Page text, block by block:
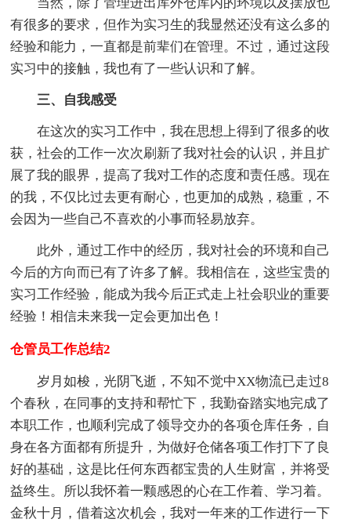
有很多的要求，但作为实习生的我显然还没有这么多的
经验和能力，一直都是前辈们在管理。不过，通过这段
实习中的接触，我也有了一些认识和了解。
三、自我感受
在这次的实习工作中，我在思想上得到了很多的收
获，社会的工作一次次刷新了我对社会的认识，并且扩
展了我的眼界，提高了我对工作的态度和责任感。现在
的我，不仅比过去更有耐心，也更加的成熟，稳重，不
会因为一些自己不喜欢的小事而轻易放弃。
此外，通过工作中的经历，我对社会的环境和自己
今后的方向而已有了许多了解。我相信在，这些宝贵的
实习工作经验，能成为我今后正式走上社会职业的重要
经验！相信未来我一定会更加出色！
仓管员工作总结2
岁月如梭，光阴飞逝，不知不觉中XX物流已走过8
个春秋，在同事的支持和帮忙下，我勤奋踏实地完成了
本职工作，也顺利完成了领导交办的各项仓库任务，自
身在各方面都有所提升，为做好仓储各项工作打下了良
好的基础，这是比任何东西都宝贵的人生财富，并将受
益终生。所以我怀着一颗感恩的心在工作着、学习着。
金秋十月，借着这次机会，我对一年来的工作进行一下